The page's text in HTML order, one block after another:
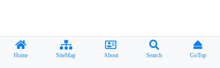
Home SiteMap About Search GoTop